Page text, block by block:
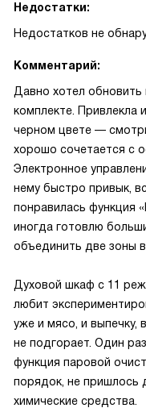
Недостатки:
Недостатков не
Комментарий:
Давно хотел обновить
комплекте. Привлекла
черном цвете —
хорошо сочетается с
Электронное
нему быстро привык,
понравилась функция
иногда готовлю
объединить две зоны
Духовой шкаф с 11
любит
уже и мясо, и выпечку,
не подгорает. Один
функция паровой
порядок, не пришлось
химические средства.